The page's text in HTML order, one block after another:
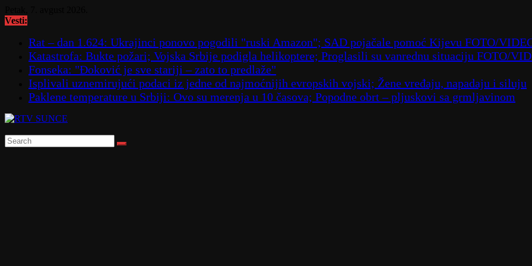
to
Vesti:
Rat – dan 1.624: Ukrajinci ponovo pogodili "ruski Amazon"; SAD pojačale pomoć Kijevu FOTO/
Katastrofa: Bukte požari; Vojska Srbije podigla helikoptere; Proglasili su vanrednu situaciju FOTO/
Fonseka: "Đoković je sve stariji – zato to predlaže"
Isplivali uznemirujući podaci iz jedne od najmoćnijih evropskih vojski; Žene vređaju, napadaju i siluju
Paklene temperature u Srbiji: Ovo su merenja u 10 časova; Popodne obrt – pljuskovi sa grmljavinom